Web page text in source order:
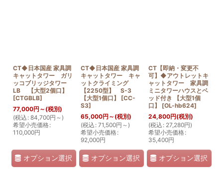
CT◆日本国産 家具調
キャットタワー ガリ
ッコブリッジタワー
LB 【大型2個口】
[CTGBLB]
77,000円 ～ (税別)
(税込 : 84,700円 ～)
希望小売価格:
110,000円
オプション選択
CT◆日本国産 家具調
キャットタワー キャ
ットクライミング
【2250型】 S-3
【大型1個口】
[CC-
S3]
65,000円 ～ (税別)
(税込 : 71,500円 ～)
希望小売価格:
92,000円
オプション選択
CT【即納・変更不
可】◆アウトレットキ
ャットタワー 家具調
ミニタワーハウスとベ
ッド付き 【大型1個
口】
[OL-hb624]
24,800円(税別)
(税込 : 27,280円)
希望小売価格:
35,400円
オプション選択